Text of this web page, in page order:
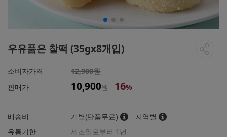
우유품은 찰떡 (35gx8개입)
소비자가격
12,900원
판매가
10,900원 16%
배송비 개별(단품무료)
지역별
유통기한
제조일로부터 1년